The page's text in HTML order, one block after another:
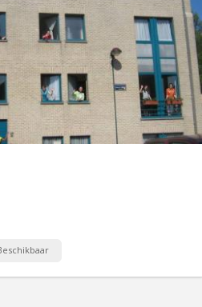
collège anglais, nous proposons un
au sens large, dans une ambiance
de bonne humeur ! La demi-pension
le petit déjeuner, le goûter et...